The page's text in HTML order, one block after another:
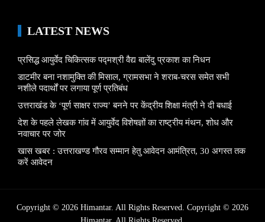
LATEST NEWS
प्रसिद्ध आयुर्वेद चिकित्सक पद्मश्री वैद्य बालेंदु प्रकाश का निधन
डाटमीर बना नशामुक्ति की मिसाल, ग्रामसभा ने शराब-चरस समेत सभी
नशीले पदार्थों पर लगाया पूर्ण प्रतिबंध
उत्तराखंड के ‘पूर्ण साक्षर राज्य’ बनने पर केंद्रीय शिक्षा मंत्री ने दी बधाई
देश के पहले लेखक गांव में आयुर्वेद विशेषज्ञों का राष्ट्रीय मंथन, शोध और
नवाचार पर जोर
खास खबर : उत्तराखण्ड गौरव सम्मान हेतु आवेदन आमंत्रित, 30 अगस्त तक
करें आवेदन
Copyright © 2026 Himantar. All Rights Reserved. Copyright © 2026